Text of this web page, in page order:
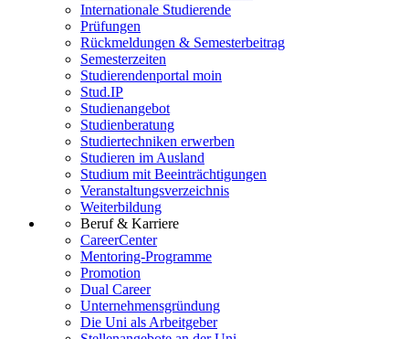
Internationale Studierende
Prüfungen
Rückmeldungen & Semesterbeitrag
Semesterzeiten
Studierendenportal moin
Stud.IP
Studienangebot
Studienberatung
Studiertechniken erwerben
Studieren im Ausland
Studium mit Beeinträchtigungen
Veranstaltungsverzeichnis
Weiterbildung
Beruf & Karriere
CareerCenter
Mentoring-Programme
Promotion
Dual Career
Unternehmensgründung
Die Uni als Arbeitgeber